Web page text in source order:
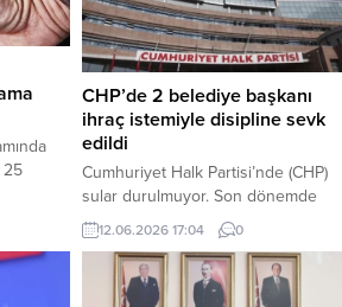
2025
belediye binası önünde duygusal
tören düzenlendi. İlk tören öncesi
belediye binasına Türk Bayrağı ve...
25
CHP’de 2 belediye başkanı
ihraç istemiyle disipline sevk
edildi
Cumhuriyet Halk Partisi’nde (CHP)
sular durulmuyor. Son dönemde
parti içinde yaşanan hareketli
günlerin ardından, genel merkez
yönetimi disiplin mekanizmasını bu
kez yerel yönetimler için işletti.
12.06.2026 17:04 0